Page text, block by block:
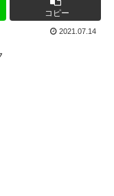
コピー
2021.07.14